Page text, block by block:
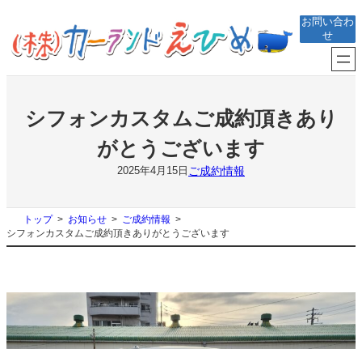
を
ス
キ
お問い合わ
せ
シフォンカスタムご成約頂きあり
がとうございます
2025年4月15日 ご成約情報
トップ お知らせ
ご成約情報
シフォンカスタムご成約頂きありがとうございます